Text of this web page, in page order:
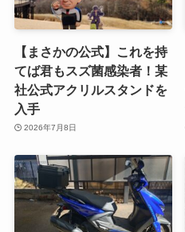
【まさかの公式】これを持
てば君もスズ菌感染者！某
社公式アクリルスタンドを
入手
2026年7月8日